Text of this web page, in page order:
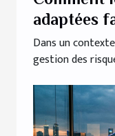
adaptées
succès
Dans un
gestion des